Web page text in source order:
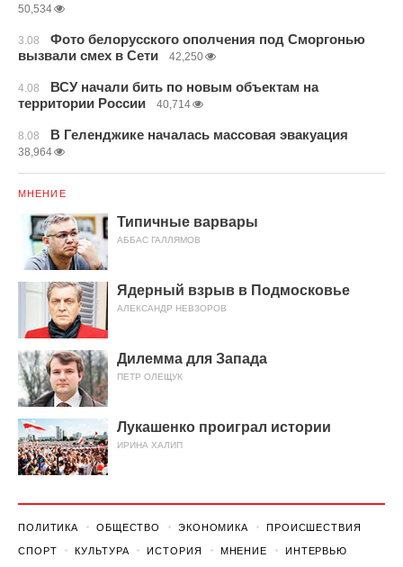
50,534
3.08
Фото белорусского ополчения под Сморгонью
вызвали смех в Сети
42,250
4.08
ВСУ начали бить по новым объектам на
территории России
40,714
8.08 В Геленджике началась массовая эвакуация
38,964
МНЕНИЕ
Типичные варвары
АББАС ГАЛЛЯМОВ
Ядерный взрыв в Подмосковье
АЛЕКСАНДР НЕВЗОРОВ
Дилемма для Запада
ПЕТР ОЛЕЩУК
Лукашенко проиграл истории
ИРИНА ХАЛИП
ПОЛИТИКА ОБЩЕСТВО ЭКОНОМИКА ПРОИСШЕСТВИЯ
СПОРТ КУЛЬТУРА ИСТОРИЯ МНЕНИЕ ИНТЕРВЬЮ